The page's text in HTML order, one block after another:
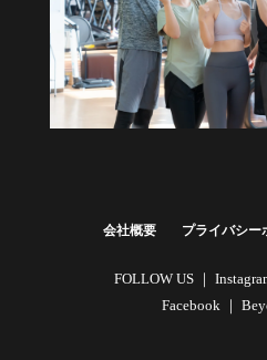
会社概要 プライバシー
FOLLOW US ｜
Facebook ｜